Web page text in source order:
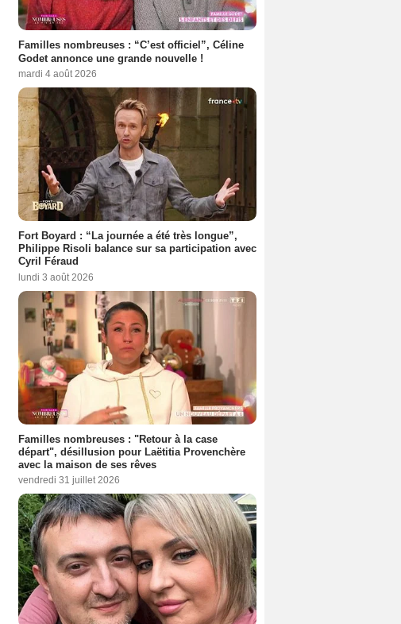
Familles nombreuses : “C’est officiel”, Céline
Godet annonce une grande nouvelle !
mardi 4 août 2026
Fort Boyard : “La journée a été très longue”,
Philippe Risoli balance sur sa participation avec
Cyril Féraud
lundi 3 août 2026
Familles nombreuses : "Retour à la case
départ", désillusion pour Laëtitia Provenchère
avec la maison de ses rêves
vendredi 31 juillet 2026